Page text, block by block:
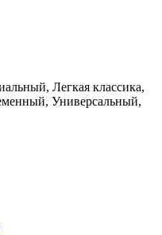
Легкая классика,
Универсальный,